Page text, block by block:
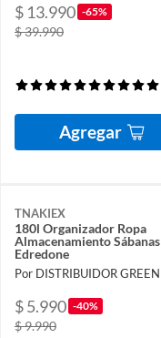
$ 13.990 -65%
$ 39.990
Agregar
TNAKIEX
180l Organizador Ropa
Almacenamiento Sábanas
Edredone
$ 5.990 -40%
$ 9.990